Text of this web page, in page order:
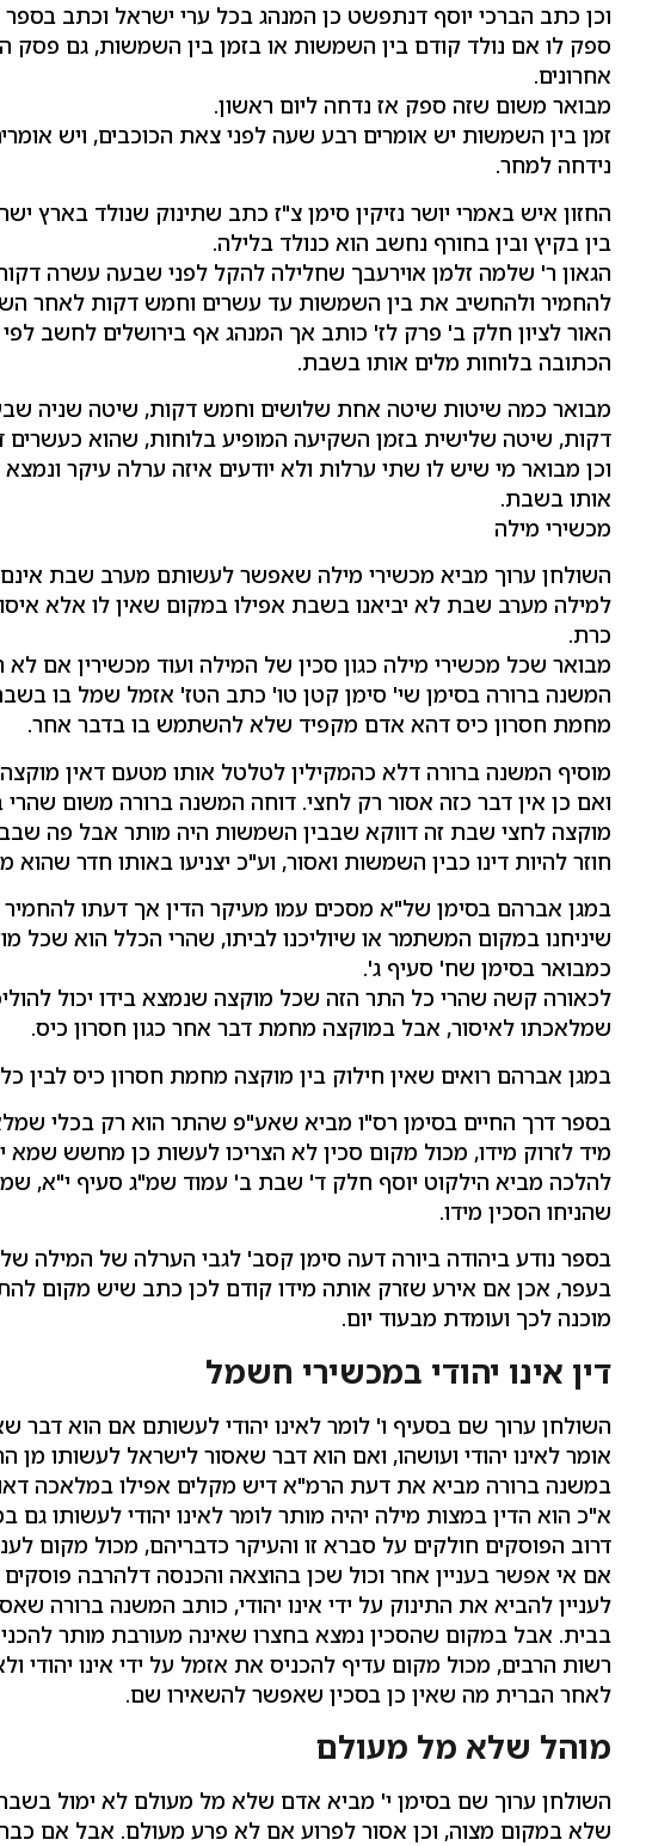
וכן כתב הברכי יוסף דנתפשט כן המנהג בכל ערי ישראל וכתב בספר
ספק לו אם נולד קודם בין השמשות או בזמן בין השמשות, גם פסק
אחרונים.
מבואר משום שזה ספק אז נדחה ליום ראשון.
זמן בין השמשות יש אומרים רבע שעה לפני צאת הכוכבים, ויש
נידחה למחר.
החזון איש באמרי יושר נזיקין סימן צ"ז כתב שתינוק שנולד
בין בקיץ ובין בחורף נחשב הוא כנולד בלילה.
הגאון ר' שלמה זלמן אוירעבך שחלילה להקל לפני שבעה עשרה
להחמיר ולהחשיב את בין השמשות עד עשרים וחמש דקות לאחר
האור לציון חלק ב' פרק לז' כותב אך המנהג אף בירושלים לחשב
הכתובה בלוחות מלים אותו בשבת.
מבואר כמה שיטות שיטה אחת שלושים וחמש דקות, שיטה שניה
דקות, שיטה שלישית בזמן השקיעה המופיע בלוחות, שהוא
וכן מבואר מי שיש לו שתי ערלות ולא יודעים איזה ערלה עיקר
אותו בשבת.
מכשירי מילה
השולחן ערוך מביא מכשירי מילה שאפשר לעשותם מערב שבת
למילה מערב שבת לא יביאנו בשבת אפילו במקום שאין לו אלא
כרת.
מבואר שכל מכשירי מילה כגון סכין של המילה ועוד מכשירין אם
המשנה ברורה בסימן שי' סימן קטן טו' כתב הטז' אזמל שמל בו
מחמת חסרון כיס דהא אדם מקפיד שלא להשתמש בו בדבר אחר.
מוסיף המשנה ברורה דלא כהמקילין לטלטל אותו מטעם דאין
ואם כן אין דבר כזה אסור רק לחצי. דוחה המשנה ברורה משום
מוקצה לחצי שבת זה דווקא שבבין השמשות היה מותר אבל פה
חוזר להיות דינו כבין השמשות ואסור, וע"כ יצניעו באותו חדר שהוא
במגן אברהם בסימן של"א מסכים עמו מעיקר הדין אך דעתו להחמיר
שיניחנו במקום המשתמר או שיוליכנו לביתו, שהרי הכלל הוא שכל
כמבואר בסימן שח' סעיף ג'.
לכאורה קשה שהרי כל התר הזה שכל מוקצה שנמצא בידו יכול
שמלאכתו לאיסור, אבל במוקצה מחמת דבר אחר כגון חסרון כיס.
במגן אברהם רואים שאין חילוק בין מוקצה מחמת חסרון כיס לבין
בספר דרך החיים בסימן רס"ו מביא שאע"פ שהתר הוא רק בכלי
מיד לזרוק מידו, מכול מקום סכין לא הצריכו לעשות כן מחשש שמא
להלכה מביא הילקוט יוסף חלק ד' שבת ב' עמוד שמ"ג סעיף י"א,
שהניחו הסכין מידו.
בספר נודע ביהודה ביורה דעה סימן קסב' לגבי הערלה של המילה
בעפר, אכן אם אירע שזרק אותה מידו קודם לכן כתב שיש מקום
מוכנה לכך ועומדת מבעוד יום.
דין אינו יהודי במכשירי חשמל
השולחן ערוך שם בסעיף ו' לומר לאינו יהודי לעשותם אם הוא דבר
אומר לאינו יהודי ועושהו, ואם הוא דבר שאסור לישראל לעשותו מן
במשנה ברורה מביא את דעת הרמ"א דיש מקלים אפילו במלאכה
א"כ הוא הדין במצות מילה יהיה מותר לומר לאינו יהודי לעשותו
דרוב הפוסקים חולקים על סברא זו והעיקר כדבריהם, מכול מקום
אם אי אפשר בעניין אחר וכול שכן בהוצאה והכנסה דלהרבה פוסקים
לעניין להביא את התינוק על ידי אינו יהודי, כותב המשנה
בבית. אבל במקום שהסכין נמצא בחצרו שאינה מעורבת מותר
רשות הרבים, מכול מקום עדיף להכניס את אזמל על ידי אינו יהודי
לאחר הברית מה שאין כן בסכין שאפשר להשאירו שם.
מוהל שלא מל מעולם
השולחן ערוך שם בסימן י' מביא אדם שלא מל מעולם לא ימול
שלא במקום מצוה, וכן אסור לפרוע אם לא פרע מעולם. אבל אם